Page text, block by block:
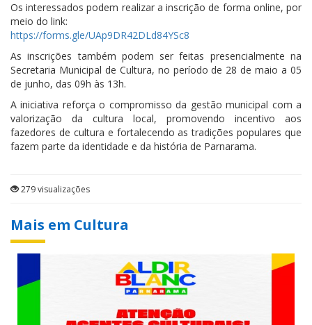
Os interessados podem realizar a inscrição de forma online, por
meio do link:
https://forms.gle/UAp9DR42DLd84YSc8
As inscrições também podem ser feitas presencialmente na
Secretaria Municipal de Cultura, no período de 28 de maio a 05
de junho, das 09h às 13h.
A iniciativa reforça o compromisso da gestão municipal com a
valorização da cultura local, promovendo incentivo aos
fazedores de cultura e fortalecendo as tradições populares que
fazem parte da identidade e da história de Parnarama.
279 visualizações
Mais em Cultura